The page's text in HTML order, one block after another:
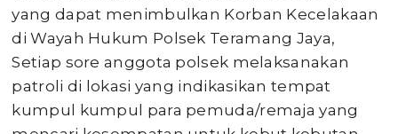
yang dapat menimbulkan Korban Kecelakaan
di Wayah Hukum Polsek Teramang Jaya,
Setiap sore anggota polsek melaksanakan
patroli di lokasi yang indikasikan tempat
kumpul kumpul para pemuda/remaja yang